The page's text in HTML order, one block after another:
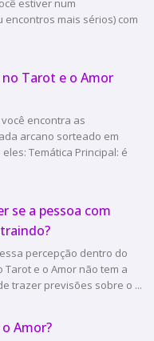
mais sérios) com
Tarot e o Amor
encontra as
arcano sorteado em
Temática Principal: é
se a pessoa com
percepção dentro do
e o Amor não tem a
trazer previsões sobre o ...
Amor?